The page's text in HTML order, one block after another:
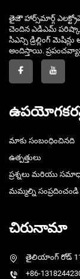
తైజౌ హార్స్‌మార్గ్
చెందిన ఎడిఎమ్
సిఎన్సి డ్రిల్లింగ్
అందిస్తాయి.
మాకు సంబంధించినది
ఉత్పత్తులు
ప్రశ్నలు మరియు
మమ్మల్ని సంప్రదించండి
చిరునామా
తైలియాంగ్ రోడ్
+86-